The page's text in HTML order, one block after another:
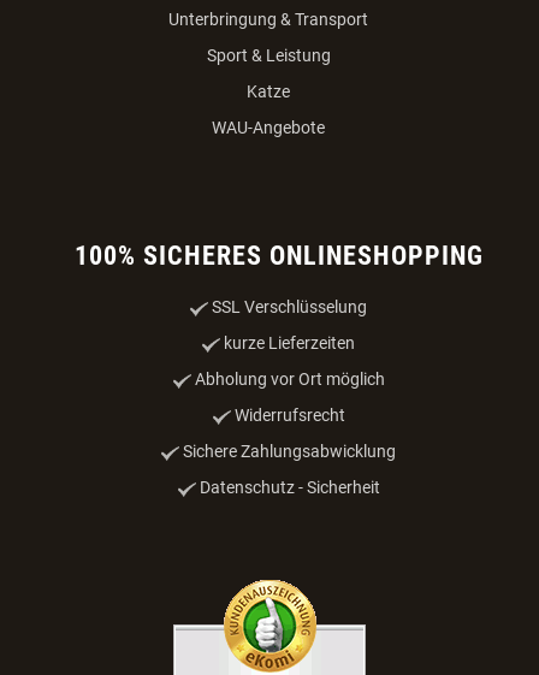
Unterbringung & Transport
Sport & Leistung
Katze
WAU-Angebote
100% SICHERES ONLINESHOPPING
SSL Verschlüsselung
kurze Lieferzeiten
Abholung vor Ort möglich
Widerrufsrecht
Sichere Zahlungsabwicklung
Datenschutz - Sicherheit